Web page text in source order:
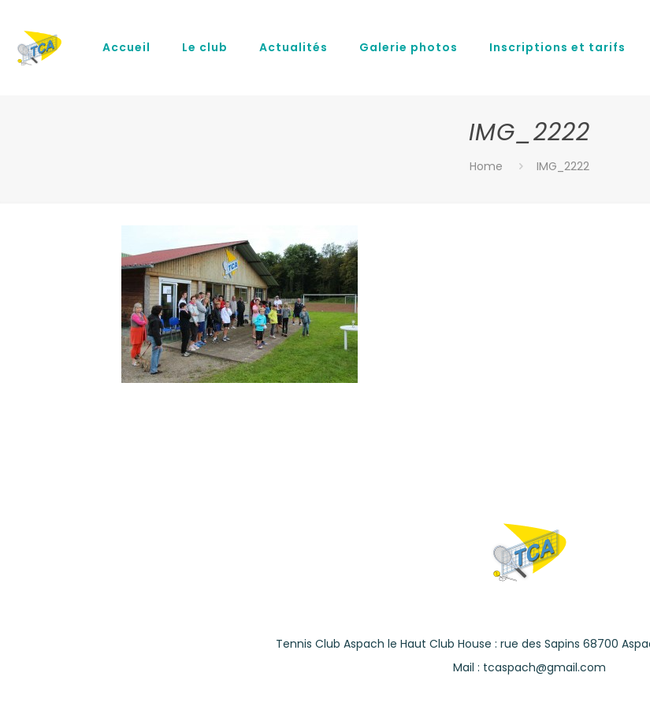
Accueil Le club Actualités Galerie photos Inscriptions et tarifs
IMG_2222
Home IMG_2222
Tennis Club Aspach le Haut Club House : rue des Sapins 68700
Mail : tcaspach@gmail.com